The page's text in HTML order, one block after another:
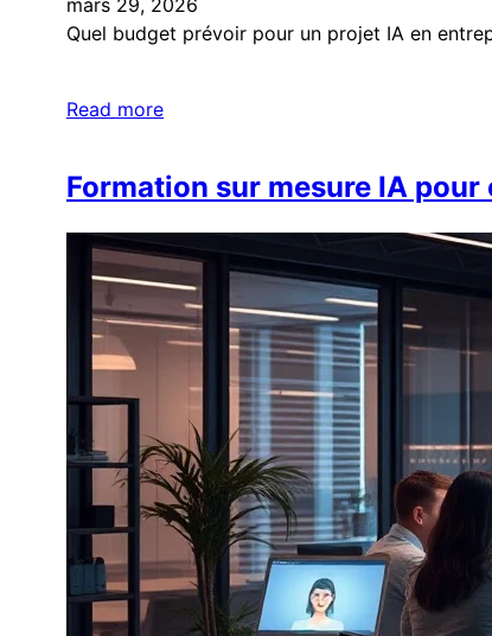
mars 29, 2026
Quel budget prévoir pour un projet IA en
Read more
Formation sur mesure IA